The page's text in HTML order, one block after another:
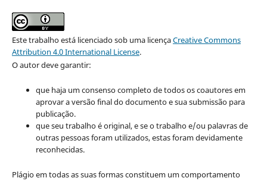
Este trabalho está licenciado sob uma licençaCreative Commons
Attribution 4.0 International License.
O autor deve garantir:
que haja um consenso completo de todos os coautores em
aprovar a versão final do documento e sua submissão para
publicação.
que seu trabalho é original, e se o trabalho e/ou palavras de
outras pessoas foram utilizados, estas foram devidamente
reconhecidas.
Plágio em todas as suas formas constituem um comportamento